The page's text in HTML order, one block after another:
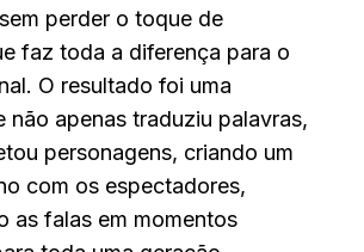
perder o toque de
faz toda a diferença para o
O resultado foi uma
não apenas traduziu palavras,
personagens, criando um
com os espectadores,
as falas em momentos